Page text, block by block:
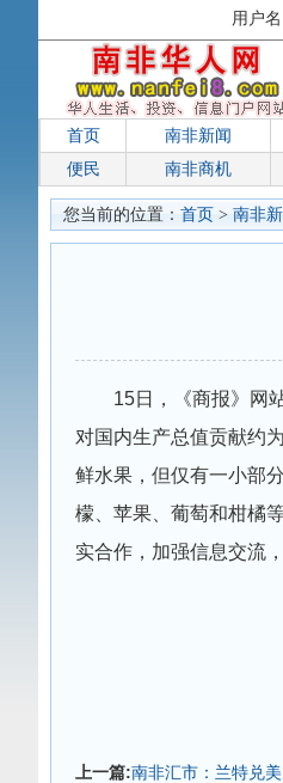
用户名
首页 南非新闻
便民
南非商机
您当前的位置： 首页 > 南非
15日，《商报》网
对国内生产总值贡献约
鲜水果，但仅有一小部
檬、苹果、葡萄和柑橘
实合作，加强信息交流
上一篇:南非汇市：兰特兑